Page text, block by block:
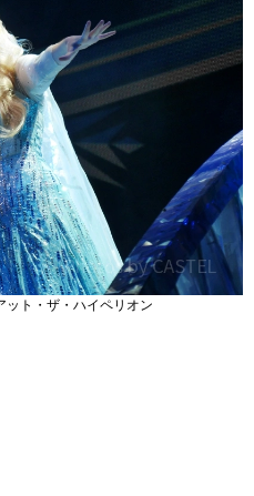
ット・ザ・ハイペリオン